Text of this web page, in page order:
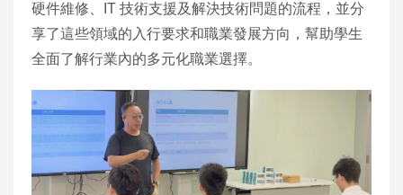
硬件維修、IT 技術支援及解決技術問題的流程，並分
享了這些領域的入行要求和職業發展方向，幫助學生
全面了解行業內的多元化職業選擇。